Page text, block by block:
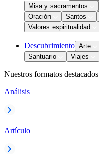
Misa y sacramentos
Oración
Santos
Valores espiritualidad
Descubrimiento Arte
Santuario
Viajes
Nuestros formatos destacados
Análisis
Artículo